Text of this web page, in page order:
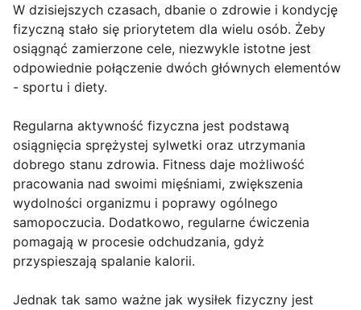
W dzisiejszych czasach, dbanie o zdrowie i kondycję
fizyczną stało się priorytetem dla wielu osób. Żeby
osiągnąć zamierzone cele, niezwykle istotne jest
odpowiednie połączenie dwóch głównych elementów
- sportu i diety.
Regularna aktywność fizyczna jest podstawą
osiągnięcia sprężystej sylwetki oraz utrzymania
dobrego stanu zdrowia. Fitness daje możliwość
pracowania nad swoimi mięśniami, zwiększenia
wydolności organizmu i poprawy ogólnego
samopoczucia. Dodatkowo, regularne ćwiczenia
pomagają w procesie odchudzania, gdyż
przyspieszają spalanie kalorii.
Jednak tak samo ważne jak wysiłek fizyczny jest